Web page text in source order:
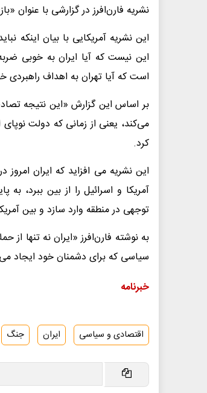
نشریه فارن‌افرز در گزارشی با عنوان
این نشریه آمریکایی با بیان اینکه
این نیست که آیا ایران به خوبی
است که آیا تهران به اهداف
بر اساس این گزارش «این نتیجه
کرد.
این نشریه می افزاید که ایران
آمریکا و اسرائیل را از بین ببرد،
توجهی در منطقه وارد سازد و بین
به نوشته فارن‌افرز «ایران نه تنها
سیاسی که برای دشمنان خود ایجاد
خبرنامه
اقتصادی و سیاسی ایران جنگ